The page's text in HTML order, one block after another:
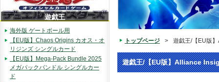
トップページ > 遊戯王/【EU版
遊戯王/【EU版】Alliance
遊戯王
海外版 ゲートボール用
【EU版】Chaos Origins カオス・オ
リジンズ シングルカード
【EU版】Mega-Pack Bundle 2025
メガパックバンドル シングルカー
ド